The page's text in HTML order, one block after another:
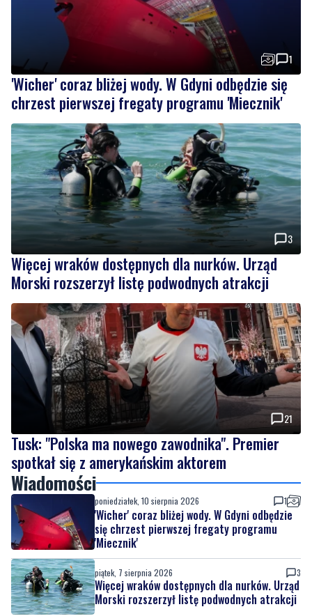
1
'Wicher' coraz bliżej wody. W Gdyni odbędzie się
chrzest pierwszej fregaty programu 'Miecznik'
3
Więcej wraków dostępnych dla nurków. Urząd
Morski rozszerzył listę podwodnych atrakcji
21
Tusk: "Polska ma nowego zawodnika". Premier
spotkał się z amerykańskim aktorem
Wiadomości
poniedziałek, 10 sierpnia 2026 1
'Wicher' coraz bliżej wody. W Gdyni odbędzie
się chrzest pierwszej fregaty programu
'Miecznik'
piątek, 7 sierpnia 2026 3
Więcej wraków dostępnych dla nurków. Urząd
Morski rozszerzył listę podwodnych atrakcji